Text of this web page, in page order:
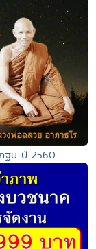
ฐิน ปี 2560